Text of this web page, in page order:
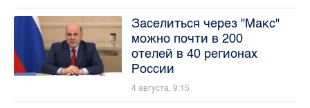
Заселиться через "Макс"
можно почти в 200
отелей в 40 регионах
России
4 августа, 9:15